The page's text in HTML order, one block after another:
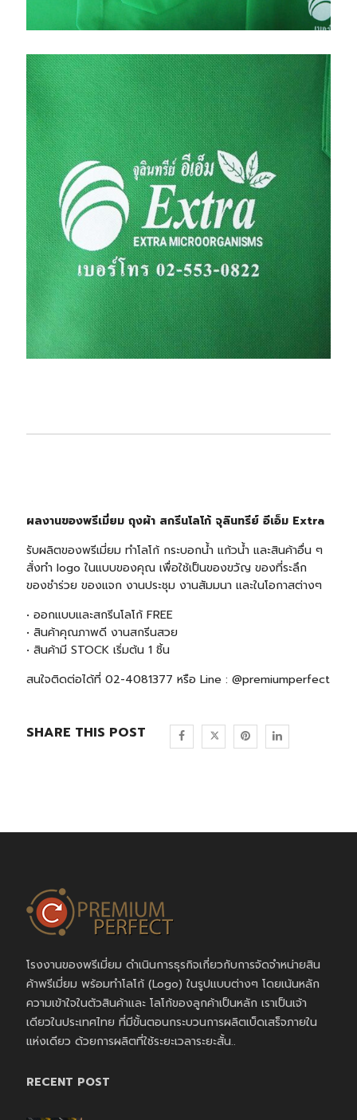
ผลงานของพรีเมี่ยม ถุงผ้า สกรีนโลโก้ จุลินทรีย์ อีเอ็ม Extra
รับผลิตของพรีเมี่ยม ทำโลโก้ กระบอกน้ำ แก้วน้ำ และสินค้าอื่น ๆ
สั่งทำ logo ในแบบของคุณ เพื่อใช้เป็นของขวัญ ของที่ระลึก
ของชำร่วย ของแจก งานประชุม งานสัมมนา และในโอกาสต่างๆ
• ออกแบบและสกรีนโลโก้ FREE
• สินค้าคุณภาพดี งานสกรีนสวย
• สินค้ามี STOCK เริ่มต้น 1 ชิ้น
สนใจติดต่อได้ที่ 02-4081377 หรือ Line : @premiumperfect
SHARE THIS POST
โรงงานของพรีเมี่ยม ดำเนินการธุรกิจเกี่ยวกับการจัดจำหน่ายสิน
ค้าพรีเมี่ยม พร้อมทำโลโก้ (Logo) ในรูปแบบต่างๆ โดยเน้นหลัก
ความเข้าใจในตัวสินค้าและ โลโก้ของลูกค้าเป็นหลัก เราเป็นเจ้า
เดียวในประเทศไทย ที่มีขั้นตอนกระบวนการผลิตเบ็ดเสร็จภายใน
แห่งเดียว ด้วยการผลิตที่ใช้ระยะเวลาระยะสั้น..
RECENT POST